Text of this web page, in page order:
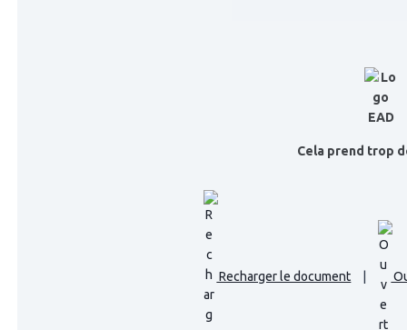
Cela prend trop
Recharger le document